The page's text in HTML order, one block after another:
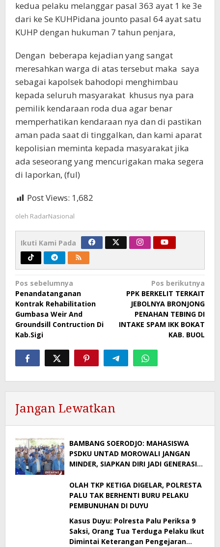
kedua pelaku melanggar pasal 363 ayat 1 ke 3e
dari ke Se KUHPidana jounto pasal 64 ayat satu
KUHP dengan hukuman 7 tahun penjara,
Dengan beberapa kejadian yang sangat
meresahkan warga di atas tersebut maka saya
sebagai kapolsek bahodopi menghimbau
kepada seluruh masyarakat khusus nya para
pemilik kendaraan roda dua agar benar
memperhatikan kendaraan nya dan di pastikan
aman pada saat di tinggalkan, dan kami aparat
kepolisian meminta kepada masyarakat jika
ada seseorang yang mencurigakan maka segera
di laporkan, (ful)
Post Views: 1,682
oleh RadarNasional
Ikuti Kami Pada
Navigasi
pos
Pos sebelumnya
Penandatanganan
Kontrak Rehabilitation
Gumbasa Weir And
Groundsill Contruction Di
Kab.Sigi
Pos berikutnya
PPK BERKELIT TERKAIT
JEBOLNYA BRONJONG
PENAHAN TEBING DI
INTAKE SPAM IKK BOKAT
KAB. BUOL
Jangan Lewatkan
BAMBANG SOERODJO: MAHASISWA
PSDKU UNTAD MOROWALI JANGAN
MINDER, SIAPKAN DIRI JADI GENERASI
OLAH TKP KETIGA DIGELAR, POLRESTA
PALU TAK BERHENTI BURU PELAKU
PEMBUNUHAN DI DUYU
Kasus Duyu: Polresta Palu Periksa 9
Saksi, Orang Tua Terduga Pelaku Ikut
Dimintai Keterangan Pengejaran